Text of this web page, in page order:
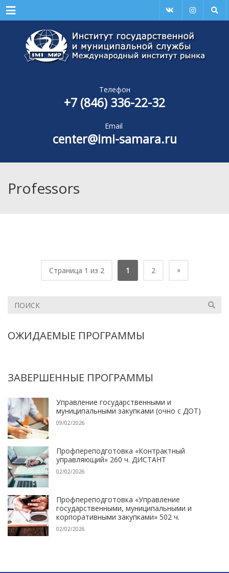
Menu
Телефон
+7 (846) 336-22-32
Email
center@imi-samara.ru
Professors
Страница 1 из 2 1 2 »
ОЖИДАЕМЫЕ ПРОГРАММЫ
ЗАВЕРШЕННЫЕ ПРОГРАММЫ
Управление государственными и
муниципальными закупками (очно с ДОТ)
09/02/2026
Профпереподготовка «Контрактный
управляющий» 260 ч. ДИСТАНТ
02/02/2026
Профпереподготовка «Управление
государственными, муниципальными и
корпоративными закупками» 502 ч.
02/02/2026